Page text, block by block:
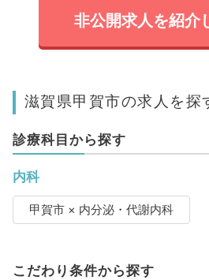
非公開求人を紹介
滋賀県甲賀市の求人を探
診療科目から探す
内科
甲賀市 × 内分泌・代謝内科
こだわり条件から探す